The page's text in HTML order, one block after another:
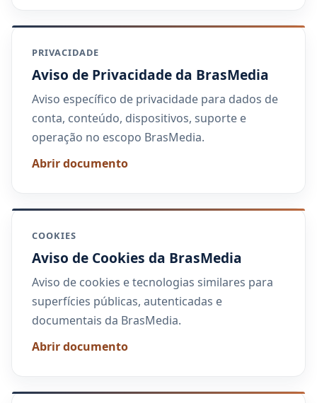
PRIVACIDADE
Aviso de Privacidade da BrasMedia
Aviso específico de privacidade para dados de
conta, conteúdo, dispositivos, suporte e
operação no escopo BrasMedia.
Abrir documento
COOKIES
Aviso de Cookies da BrasMedia
Aviso de cookies e tecnologias similares para
superfícies públicas, autenticadas e
documentais da BrasMedia.
Abrir documento